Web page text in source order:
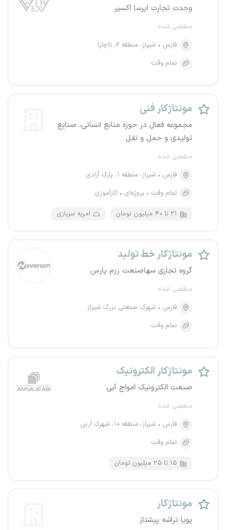
وحدت تجارت ایرسا اکسیر
منقضی شده
فارس
شیراز، منطقه ۶، تاچارا
تمام وقت
مونتاژکار فنی
مجموعه فعال در حوزه منابع انسانی، صنایع
تولیدی و حمل و نقل
منقضی شده
فارس
شیراز، منطقه ۱، پارک آزادی
تمام وقت
پروژه‌ای کارآموزی
۲۱ تا ۴۰ میلیون تومان امریه سربازی
مونتاژکار خط تولید
گروه تجاری سهاصنعت رزم پارس
منقضی شده
فارس
شهرک صنعتی بزرگ شیراز
تمام وقت
مونتاژکار الکترونیک
صنعت الکترونیک امواج آبی
منقضی شده
فارس
شیراز، منطقه ۱۰، شهرک آرین
تمام وقت
۱۵ تا ۲۵ میلیون تومان
مونتاژکار
پویا تراشه پیشتاز